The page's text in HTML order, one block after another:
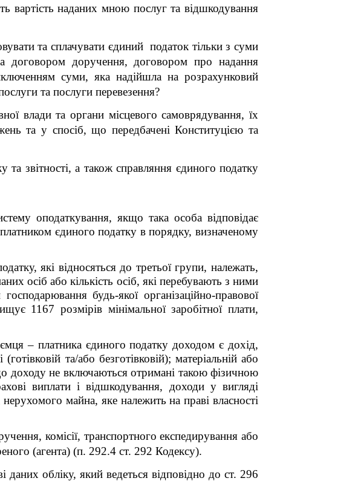
вартість наданих мною послуг та відшкодування
та сплачувати єдиний податок тільки з суми
договором доручення, договором про надання
суми, яка надійшла на розрахунковий
та послуги перевезення?
влади та органи місцевого самоврядування, їх
та у спосіб, що передбачені Конституцією та
та звітності, а також справляння єдиного податку
оподаткування, якщо така особа відповідає
єдиного податку в порядку, визначеному
які відносяться до третьої групи, належать,
осіб або кількість осіб, які перебувають з ними
будь-якої організаційно-правової
1167 розмірів мінімальної заробітної плати,
– платника єдиного податку доходом є дохід,
та/або безготівковій); матеріальній або
доходу не включаються отримані такою фізичною
виплати і відшкодування, доходи у вигляді
майна, яке належить на праві власності
комісії, транспортного експедирування або
(агента) (п. 292.4 ст. 292 Кодексу).
даних обліку, який ведеться відповідно до ст. 296